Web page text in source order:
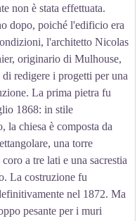
non è stata effettuata.
dopo, poiché l'edificio era
l'architetto Nicolas
originario di Mulhouse,
redigere i progetti per una
La prima pietra fu
1868: in stile
la chiesa è composta da
una torre
a tre lati e una sacrestia
La costruzione fu
nel 1872. Ma
pesante per i muri